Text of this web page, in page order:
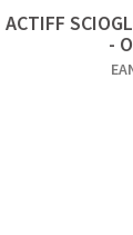
ACTIFF
-